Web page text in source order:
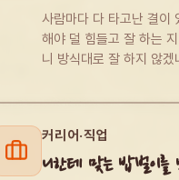
사람마다 다 타고난 결이
해야 덜 힘들고 잘 하는
니 방식대로 잘 하지 않겠
커리어·직업
니한테 맞는 밥벌이를